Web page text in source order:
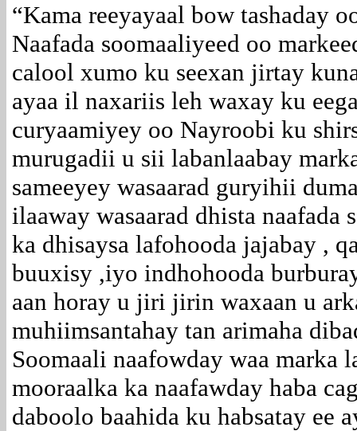
“Kama reeyayaal bow tashaday
Naafada soomaaliyeed oo
calool xumo ku seexan jirtay
ayaa il naxariis leh waxay ku
curyaamiyey oo Nayroobi ku
murugadii u sii labanlaabay
sameeyey wasaarad guryihii
ilaaway wasaarad dhista naafada
ka dhisaysa lafohooda jajabay ,
buuxisy ,iyo indhohooda
aan horay u jiri jirin waxaan u
muhiimsantahay tan arimaha
Soomaali naafowday waa marka
mooraalka ka naafawday haba
daboolo baahida ku habsatay ee